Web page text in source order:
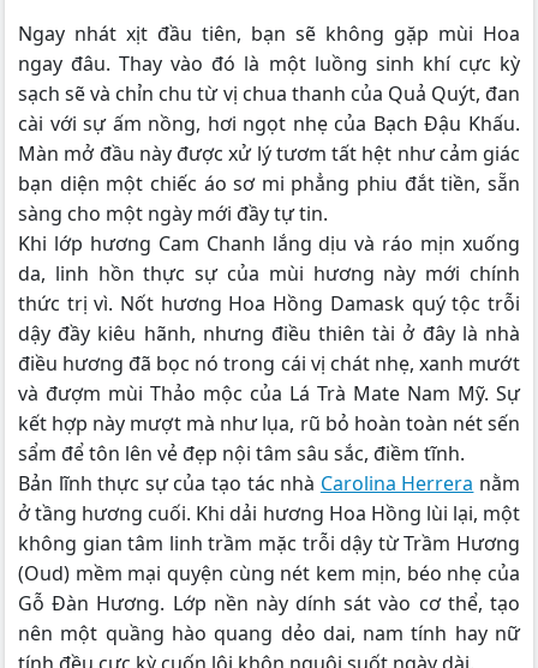
Ngay nhát xịt đầu tiên, bạn sẽ không gặp mùi Hoa
ngay đâu. Thay vào đó là một luồng sinh khí cực kỳ
sạch sẽ và chỉn chu từ vị chua thanh của Quả Quýt, đan
cài với sự ấm nồng, hơi ngọt nhẹ của Bạch Đậu Khấu.
Màn mở đầu này được xử lý tươm tất hệt như cảm giác
bạn diện một chiếc áo sơ mi phẳng phiu đắt tiền, sẵn
sàng cho một ngày mới đầy tự tin.
Khi lớp hương Cam Chanh lắng dịu và ráo mịn xuống
da, linh hồn thực sự của mùi hương này mới chính
thức trị vì. Nốt hương Hoa Hồng Damask quý tộc trỗi
dậy đầy kiêu hãnh, nhưng điều thiên tài ở đây là nhà
điều hương đã bọc nó trong cái vị chát nhẹ, xanh mướt
và đượm mùi Thảo mộc của Lá Trà Mate Nam Mỹ. Sự
kết hợp này mượt mà như lụa, rũ bỏ hoàn toàn nét sến
sẩm để tôn lên vẻ đẹp nội tâm sâu sắc, điềm tĩnh.
Bản lĩnh thực sự của tạo tác nhà Carolina Herrera nằm
ở tầng hương cuối. Khi dải hương Hoa Hồng lùi lại, một
không gian tâm linh trầm mặc trỗi dậy từ Trầm Hương
(Oud) mềm mại quyện cùng nét kem mịn, béo nhẹ của
Gỗ Đàn Hương. Lớp nền này dính sát vào cơ thể, tạo
nên một quầng hào quang dẻo dai, nam tính hay nữ